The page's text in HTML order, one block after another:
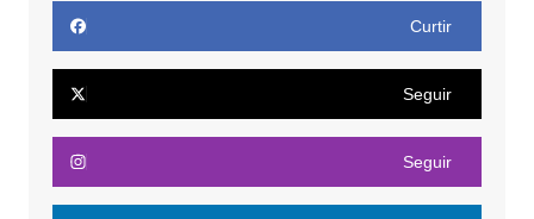
Curtir
Seguir
Seguir